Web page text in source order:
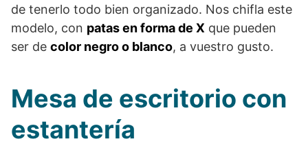
de tenerlo todo bien organizado. Nos chifla este
modelo, con patas en forma de X que pueden
ser de color negro o blanco, a vuestro gusto.
Mesa de escritorio con
estantería